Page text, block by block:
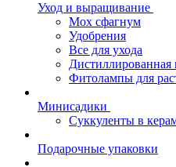
Уход и выращивание
Мох сфагнум
Удобрения
Все для ухода
Дистиллированная
Фитолампы для
Минисадики
Суккуленты в
Подарочные упаковки